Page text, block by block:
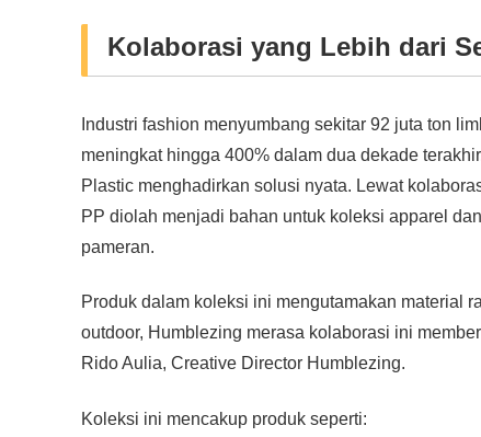
Kolaborasi yang Lebih dari
Industri fashion menyumbang sekitar 92 juta ton
meningkat hingga 400% dalam dua dekade
Plastic menghadirkan solusi nyata. Lewat
PP diolah menjadi bahan untuk koleksi apparel
pameran.
Produk dalam koleksi ini mengutamakan material
outdoor, Humblezing merasa kolaborasi ini
Rido Aulia, Creative Director Humblezing.
Koleksi ini mencakup produk seperti: